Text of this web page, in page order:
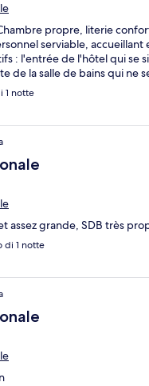
propre, literie
serviable, accueillant
: l'entrée de l'hôtel qui se
de la salle de bains qui ne
1 notte
assez grande, SDB très
di 1 notte